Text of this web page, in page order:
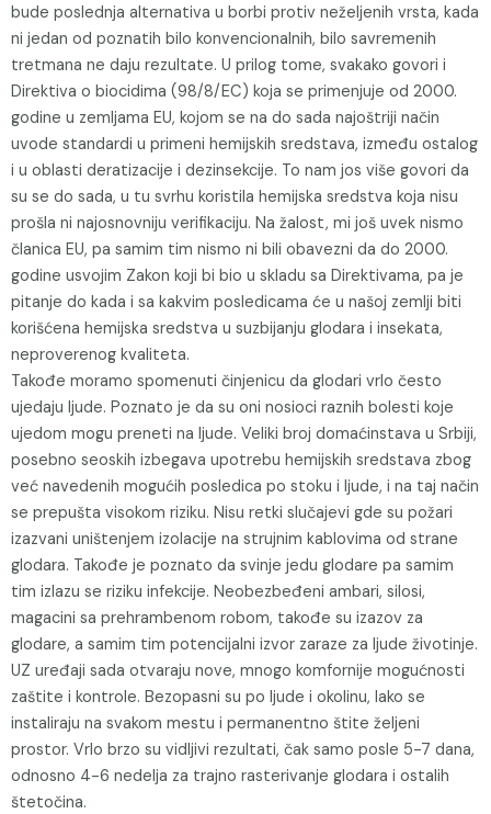
bude poslednja alternativa u borbi protiv neželjenih vrsta, kada
ni jedan od poznatih bilo konvencionalnih, bilo savremenih
tretmana ne daju rezultate. U prilog tome, svakako govori i
Direktiva o biocidima (98/8/EC) koja se primenjuje od 2000.
godine u zemljama EU, kojom se na do sada najoštriji način
uvode standardi u primeni hemijskih sredstava, između ostalog
i u oblasti deratizacije i dezinsekcije. To nam jos više govori da
su se do sada, u tu svrhu koristila hemijska sredstva koja nisu
prošla ni najosnovniju verifikaciju. Na žalost, mi još uvek nismo
članica EU, pa samim tim nismo ni bili obavezni da do 2000.
godine usvojim Zakon koji bi bio u skladu sa Direktivama, pa je
pitanje do kada i sa kakvim posledicama će u našoj zemlji biti
korišćena hemijska sredstva u suzbijanju glodara i insekata,
neproverenog kvaliteta.
Takođe moramo spomenuti činjenicu da glodari vrlo često
ujedaju ljude. Poznato je da su oni nosioci raznih bolesti koje
ujedom mogu preneti na ljude. Veliki broj domaćinstava u Srbiji,
posebno seoskih izbegava upotrebu hemijskih sredstava zbog
već navedenih mogućih posledica po stoku i ljude, i na taj način
se prepušta visokom riziku. Nisu retki slučajevi gde su požari
izazvani uništenjem izolacije na strujnim kablovima od strane
glodara. Takođe je poznato da svinje jedu glodare pa samim
tim izlazu se riziku infekcije. Neobezbeđeni ambari, silosi,
magacini sa prehrambenom robom, takođe su izazov za
glodare, a samim tim potencijalni izvor zaraze za ljude životinje.
UZ uređaji sada otvaraju nove, mnogo komfornije mogućnosti
zaštite i kontrole. Bezopasni su po ljude i okolinu, lako se
instaliraju na svakom mestu i permanentno štite željeni
prostor. Vrlo brzo su vidljivi rezultati, čak samo posle 5-7 dana,
odnosno 4-6 nedelja za trajno rasterivanje glodara i ostalih
štetočina.